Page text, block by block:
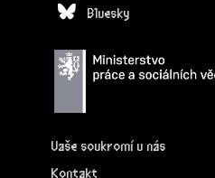
Bluesky
Vaše soukromí u nás
Kontakt